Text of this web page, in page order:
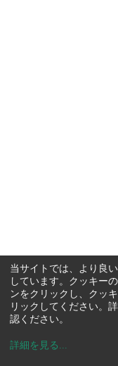
当サイトでは、より良
しています。クッキー
ンをクリックし、クッ
リックしてください。
認ください。
詳細を見る ...